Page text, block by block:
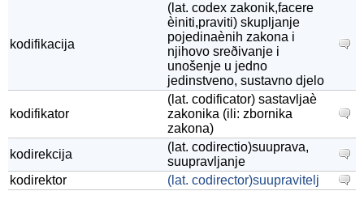
kodifikacija
(lat. codex zakonik,facere
èiniti,praviti) skupljanje
pojedinaènih zakona i
njihovo sreðivanje i
unošenje u jedno
jedinstveno, sustavno djelo
kodifikator
(lat. codificator) sastavljaè
zakonika (ili: zbornika
zakona)
kodirekcija
(lat. codirectio)suuprava,
suupravljanje
kodirektor
(lat. codirector)suupravitelj